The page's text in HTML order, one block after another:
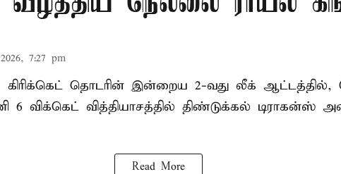
7:27 pm
கிரிக்கெட் தொடரின் இன்றைய 2-வது லீக்
விக்கெட் வித்தியாசத்தில் திண்டுக்கல் டிராகன்ஸ்
Read More